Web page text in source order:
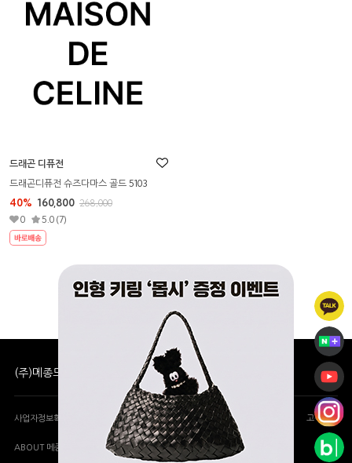
드래곤 디퓨전
드래곤디퓨전 슈즈다마스 골드 5103
40% 160,800 268,000
0
5.0 (7)
1
(주)메종드셀린느 사업자 정보
사업자정보확인 개인정보처리방침 | 이용약관 고객센터
ABOUT 메종드셀린느